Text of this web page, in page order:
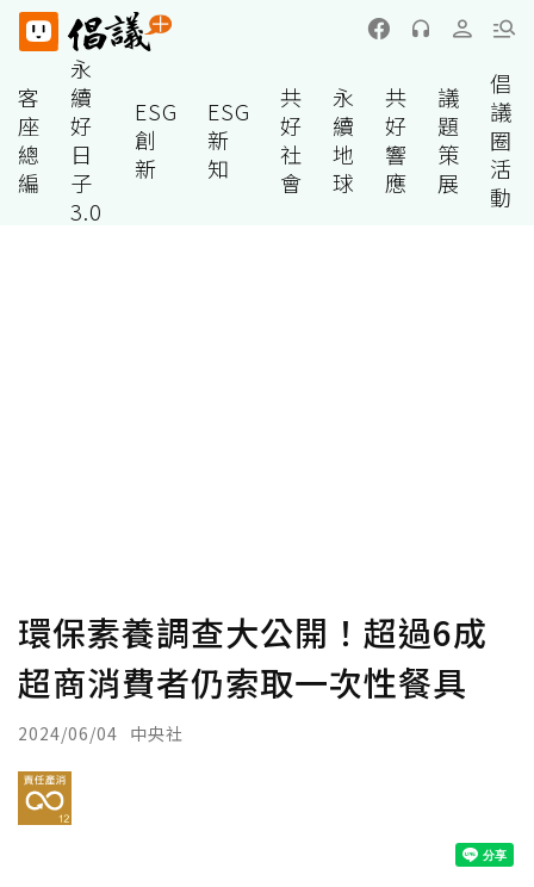
客
座
總
編
永
續
好
日
子
3.0
ESG
創
新
ESG
新
知
共
好
社
會
永
續
地
球
共
好
響
應
議
題
策
展
倡
議
圈
活
動
環保素養調查大公開！超過6成
超商消費者仍索取一次性餐具
2024/06/04 中央社